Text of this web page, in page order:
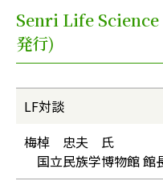
Senri Life
発行)
LF対談
梅棹 忠夫 氏
国立民族学博物館 館